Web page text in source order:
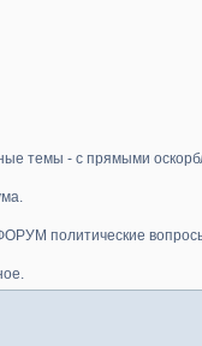
темы - с прямыми
политические